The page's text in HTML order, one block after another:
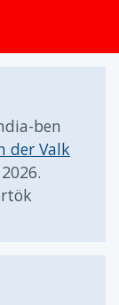
ben
der Valk
2026.